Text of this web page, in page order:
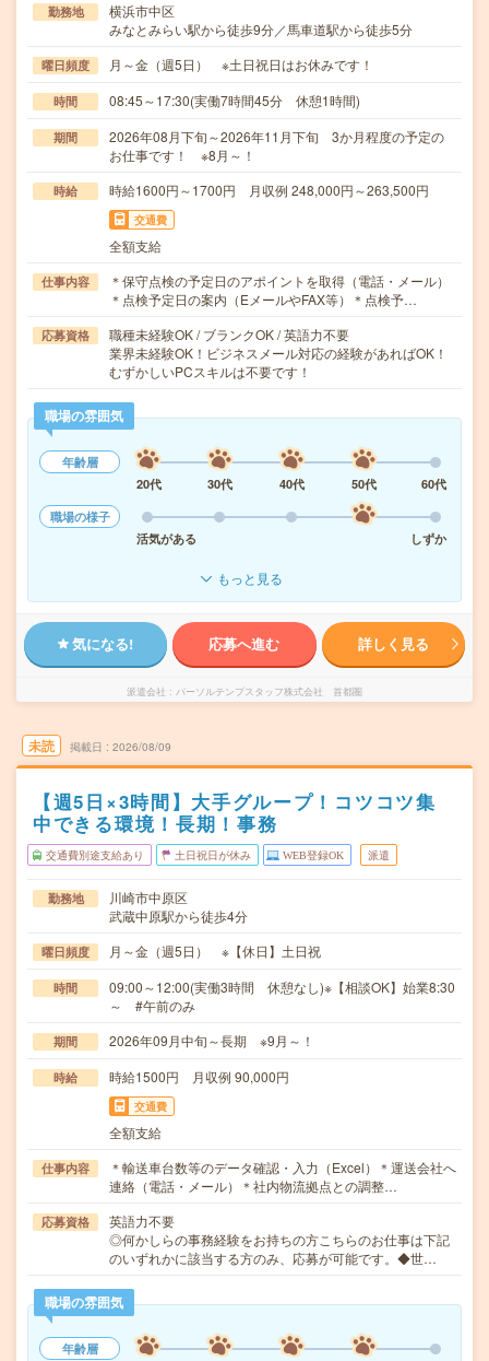
勤務地
横浜市中区
みなとみらい駅から徒歩9分／馬車道駅から徒歩5分
曜日頻度 月～金（週5日） ※土日祝日はお休みです！
時間 08:45～17:30(実働7時間45分 休憩1時間)
期間
2026年08月下旬～2026年11月下旬 3か月程度の予定の
お仕事です！ ※8月～！
時給 時給1600円～1700円 月収例 248,000円～263,500円
交通費
全額支給
仕事内容
＊保守点検の予定日のアポイントを取得（電話・メール）
＊点検予定日の案内（EメールやFAX等）＊点検予…
応募資格
職種未経験OK / ブランクOK / 英語力不要
業界未経験OK！ビジネスメール対応の経験があればOK！
むずかしいPCスキルは不要です！
職場の雰囲気
年齢層
20代
30代 40代 50代
60代
職場の様子
活気がある
しずか
もっと見る
気になる! 応募へ進む 詳しく見る
派遣会社 パーソルテンプスタッフ株式会社 首都圏
未読 掲載日 2026/08/09
【週5日×3時間】大手グループ！コツコツ集
中できる環境！長期！事務
交通費別途支給あり 土日祝日が休み WEB登録OK 派遣
勤務地
川崎市中原区
武蔵中原駅から徒歩4分
曜日頻度 月～金（週5日） ※【休日】土日祝
時間
09:00～12:00(実働3時間 休憩なし)※【相談OK】始業8:30
～ #午前のみ
期間 2026年09月中旬～長期 ※9月～！
時給 時給1500円 月収例 90,000円
交通費
全額支給
仕事内容
＊輸送車台数等のデータ確認・入力（Excel）＊運送会社へ
連絡（電話・メール）＊社内物流拠点との調整…
応募資格
英語力不要
◎何かしらの事務経験をお持ちの方こちらのお仕事は下記
のいずれかに該当する方のみ、応募が可能です。◆世…
職場の雰囲気
年齢層